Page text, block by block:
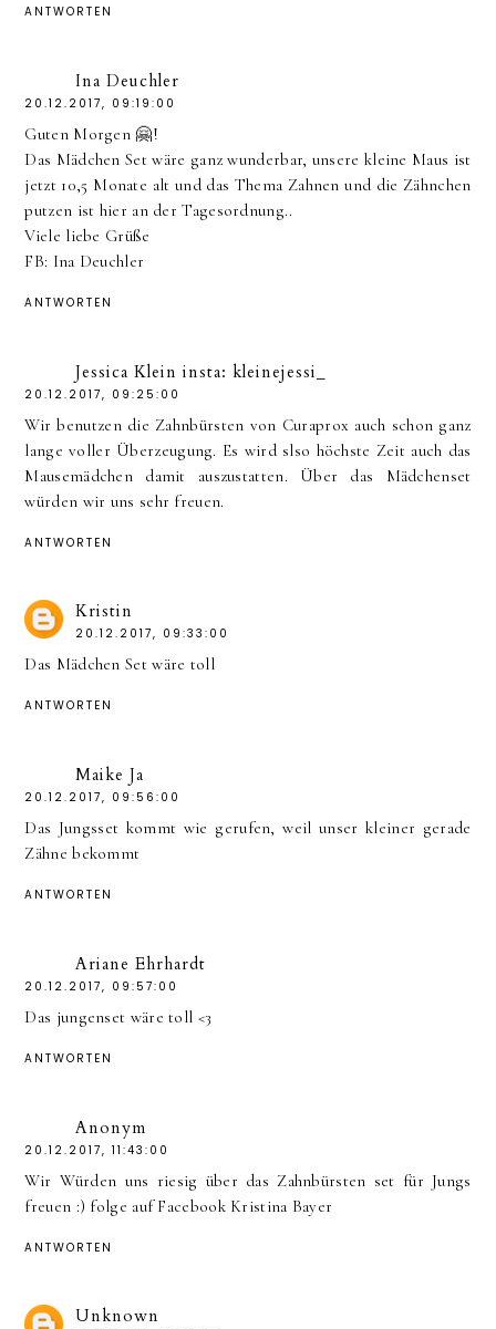
ANTWORTEN
Ina Deuchler
20.12.2017, 09:19:00
Guten Morgen 🤗!
Das Mädchen Set wäre ganz wunderbar, unsere kleine Maus ist
jetzt 10,5 Monate alt und das Thema Zahnen und die Zähnchen
putzen ist hier an der Tagesordnung..
Viele liebe Grüße
FB: Ina Deuchler
ANTWORTEN
Jessica Klein insta: kleinejessi_
20.12.2017, 09:25:00
Wir benutzen die Zahnbürsten von Curaprox auch schon ganz
lange voller Überzeugung. Es wird slso höchste Zeit auch das
Mausemädchen damit auszustatten. Über das Mädchenset
würden wir uns sehr freuen.
ANTWORTEN
Kristin
20.12.2017, 09:33:00
Das Mädchen Set wäre toll
ANTWORTEN
Maike Ja
20.12.2017, 09:56:00
Das Jungsset kommt wie gerufen, weil unser kleiner gerade
Zähne bekommt
ANTWORTEN
Ariane Ehrhardt
20.12.2017, 09:57:00
Das jungenset wäre toll <3
ANTWORTEN
Anonym
20.12.2017, 11:43:00
Wir Würden uns riesig über das Zahnbürsten set für Jungs
freuen :) folge auf Facebook Kristina Bayer
ANTWORTEN
Unknown